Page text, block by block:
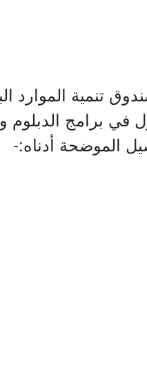
تنمية
برامج الدبلوم
الموضحة أدناه:-